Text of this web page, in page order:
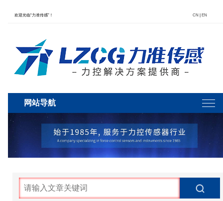
欢迎光临“力准传感”！ CN EN
网站导航